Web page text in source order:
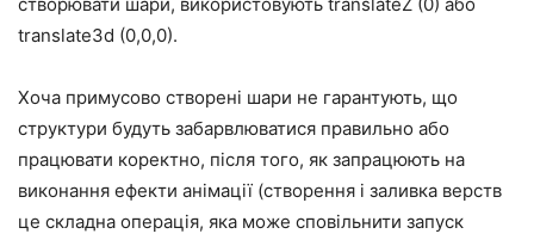
translate3d (0,0,0).
Хоча примусово створені шари не гарантують, що
структури будуть забарвлюватися правильно або
працювати коректно, після того, як запрацюють на
виконання ефекти анімації (створення і заливка верств
це складна операція, яка може сповільнити запуск